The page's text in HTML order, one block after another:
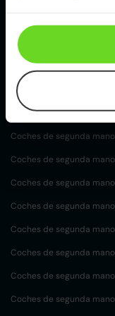
Coches de
localización
Coches de segunda
Coches de segunda
Coches de segunda
Coches de segunda
Coches de segunda
Coches de segunda
Coches de segunda
Coches de segunda
Coches de segunda
Coches de segunda